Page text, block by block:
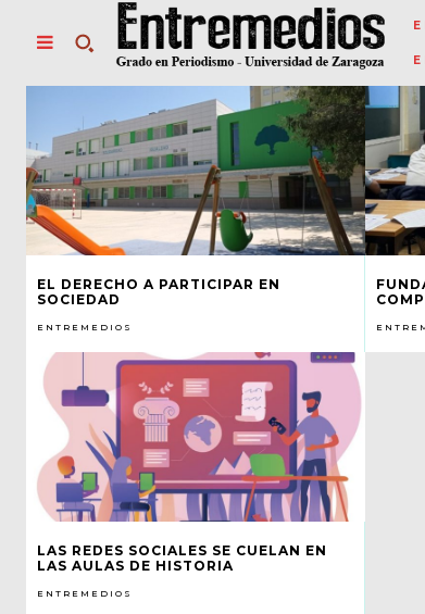
EL DERECHO A PARTICIPAR EN
SOCIEDAD
ENTREMEDIOS
LAS REDES SOCIALES SE CUELAN EN
LAS AULAS DE HISTORIA
ENTREMEDIOS